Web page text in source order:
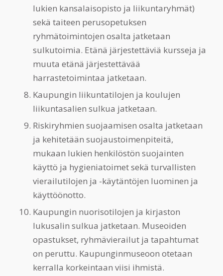
lukien kansalaisopisto ja liikuntaryhmät)
sekä taiteen perusopetuksen
ryhmätoimintojen osalta jatketaan
sulkutoimia. Etänä järjestettäviä kursseja ja
muuta etänä järjestettävää
harrastetoimintaa jatketaan.
Kaupungin liikuntatilojen ja koulujen
liikuntasalien sulkua jatketaan.
Riskiryhmien suojaamisen osalta jatketaan
ja kehitetään suojaustoimenpiteitä,
mukaan lukien henkilöstön suojainten
käyttö ja hygieniatoimet sekä turvallisten
vierailutilojen ja -käytäntöjen luominen ja
käyttöönotto.
Kaupungin nuorisotilojen ja kirjaston
lukusalin sulkua jatketaan. Museoiden
opastukset, ryhmävierailut ja tapahtumat
on peruttu. Kaupunginmuseoon otetaan
kerralla korkeintaan viisi ihmistä.